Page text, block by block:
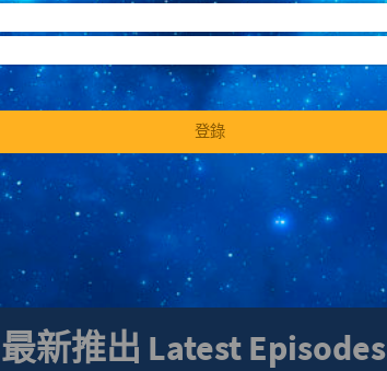
登錄
最新推出 Latest Episodes